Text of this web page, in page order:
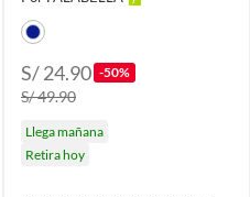
S/ 24.90 -50%
S/ 49.90
Llega mañana
Retira hoy